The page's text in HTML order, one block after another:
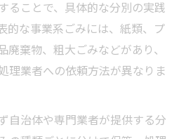
ることで、具体的な分別の実践
的な事業系ごみには、紙類、プ
廃棄物、粗大ごみなどがあり、
理業者への依頼方法が異なりま
自治体や専門業者が提供する分